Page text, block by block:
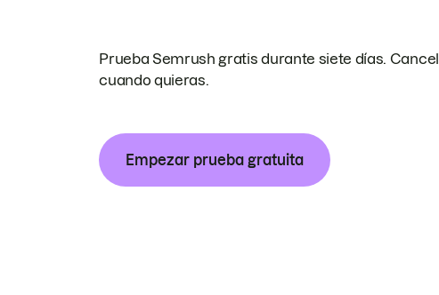
Prueba Semrush gratis durante siete días.
cuando quieras.
Empezar prueba gratuita